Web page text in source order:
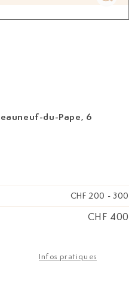
CHF 200 - 300
CHF 400
Infos pratiques